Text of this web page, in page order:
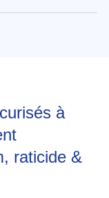
à
raticide &